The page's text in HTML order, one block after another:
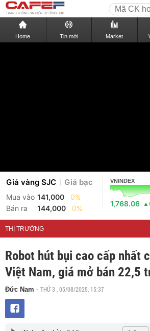
Home Tin mới Market
Giá vàng SJC Giá bạc
Mua vào 141,000
0%
Bán ra
144,000 0%
VNINDEX
1,768.06
THỊ TRƯỜNG
Robot hút bụi cao cấp nhất
Việt Nam, giá mở bán 22,5
Đức Nam - THỨ 3 , 05/08/2025, 15:37